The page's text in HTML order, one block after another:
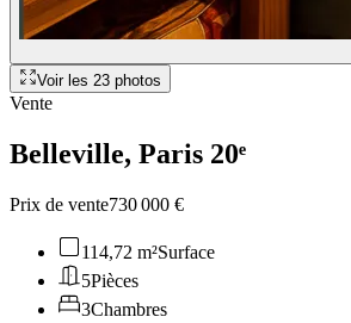
Voir les 23 photos
Vente
Belleville, Paris 20ᵉ
Prix de vente730 000 €
114,72 m²Surface
5Pièces
3Chambres